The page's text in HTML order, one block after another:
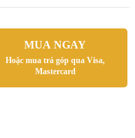
MUA NGAY
Hoặc mua trả góp qua Visa,
Mastercard